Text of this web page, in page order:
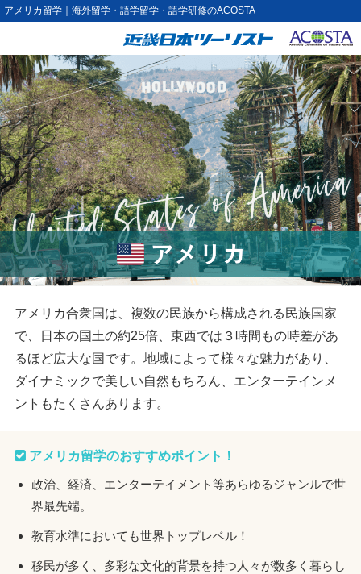
アメリカ留学｜海外留学・語学留学・語学研修のACOSTA
アメリカ合衆国は、複数の民族から構成される民族国家
で、日本の国土の約25倍、東西では３時間もの時差があ
るほど広大な国です。地域によって様々な魅力があり、
ダイナミックで美しい自然もちろん、エンターテインメ
ントもたくさんあります。
アメリカ留学のおすすめポイント！
政治、経済、エンターテイメント等あらゆるジャンルで世
界最先端。
教育水準においても世界トップレベル！
移民が多く、多彩な文化的背景を持つ人々が数多く暮らし